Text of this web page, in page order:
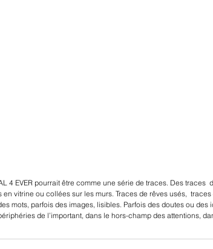
4 EVER pourrait être comme une série de traces. Des
vitrine ou collées sur les murs. Traces de rêves usés,
mots, parfois des images, lisibles. Parfois des doutes ou
de l’important, dans le hors-champ des attentions,